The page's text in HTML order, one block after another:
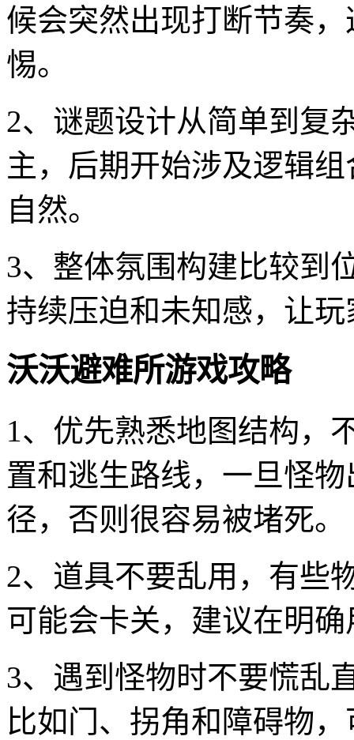
候会突然出现打断节奏
惕。
2、谜题设计从简单到复
主，后期开始涉及逻辑
自然。
3、整体氛围构建比较到
持续压迫和未知感，让
沃沃避难所游戏攻略
1、优先熟悉地图结构，
置和逃生路线，一旦怪
径，否则很容易被堵死。
2、道具不要乱用，有些
可能会卡关，建议在明
3、遇到怪物时不要慌乱
比如门、拐角和障碍物